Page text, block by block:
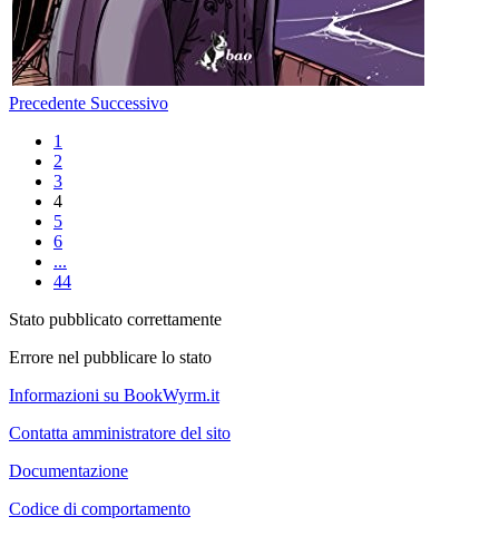
Precedente Successivo
1
2
3
4
5
6
...
44
Stato pubblicato correttamente
Errore nel pubblicare lo stato
Informazioni su BookWyrm.it
Contatta amministratore del sito
Documentazione
Codice di comportamento